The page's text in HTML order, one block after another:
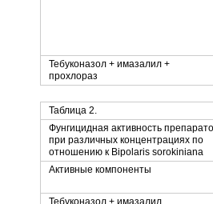
Тебуконазол + имазалил +
прохлораз
Таблица 2.
Фунгицидная активность
при различных концентрациях по
отношению к Bipolaris sorokiniana
Активные компоненты
Тебуконазол + имазалил